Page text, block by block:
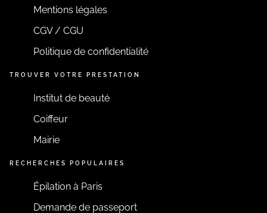
Mentions légales
CGV / CGU
Politique de confidentialité
TROUVER VOTRE PRESTATION
Institut de beauté
Coiffeur
Mairie
RECHERCHES POPULAIRES
Épilation à Paris
Demande de passeport